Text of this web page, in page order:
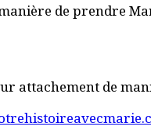
de prendre
attachement de